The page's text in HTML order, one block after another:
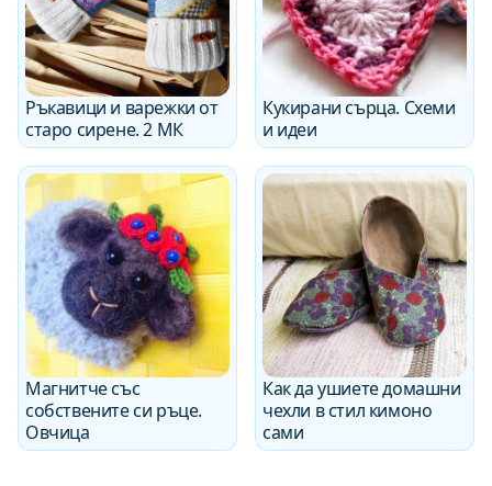
Ръкавици и варежки от
старо сирене. 2 МК
Кукирани сърца. Схеми
и идеи
Магнитче със
собствените си ръце.
Овчица
Как да ушиете домашни
чехли в стил кимоно
сами